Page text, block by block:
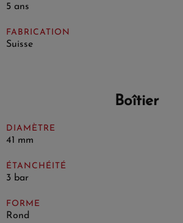
5 ans
FABRICATION
Suisse
Boîtier
DIAMÈTRE
41 mm
ÉTANCHÉITÉ
3 bar
FORME
Rond